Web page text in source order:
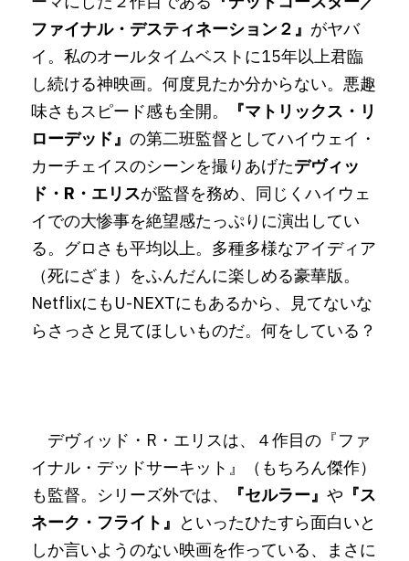
ファイナル・デスティネーション２』 がヤバ
イ。私のオールタイムベストに15年以上君臨
し続ける神映画。何度見たか分からない。悪趣
味さもスピード感も全開。
『マトリックス・リ
ローデッド』 の第二班監督としてハイウェイ・
カーチェイスのシーンを撮りあげたデヴィッ
ド・R・エリスが監督を務め、同じくハイウェ
イでの大惨事を絶望感たっぷりに演出してい
る。グロさも平均以上。多種多様なアイディア
（死にざま）をふんだんに楽しめる豪華版。
NetflixにもU-NEXTにもあるから、見てないな
らさっさと見てほしいものだ。何をしている？
デヴィッド・R・エリスは、４作目の『ファ
イナル・デッドサーキット』（もちろん傑作）
も監督。シリーズ外では、
『セルラー』 や 『ス
ネーク・フライト』 といったひたすら面白いと
しか言いようのない映画を作っている、まさに